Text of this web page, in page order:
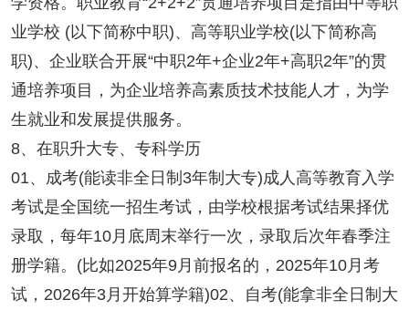
业学校 (以下简称中职)、高等职业学校(以下简称高
职)、企业联合开展“中职2年+企业2年+高职2年”的贯
通培养项目，为企业培养高素质技术技能人才，为学
生就业和发展提供服务。
8、在职升大专、专科学历
01、成考(能读非全日制3年制大专)成人高等教育入学
考试是全国统一招生考试，由学校根据考试结果择优
录取，每年10月底周末举行一次，录取后次年春季注
册学籍。(比如2025年9月前报名的，2025年10月考
试，2026年3月开始算学籍)02、自考(能拿非全日制大